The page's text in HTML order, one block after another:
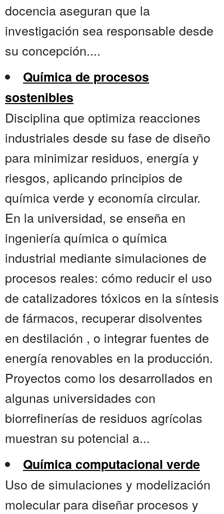
docencia aseguran que la
investigación sea responsable desde
su concepción....
Química de procesos
sostenibles
Disciplina que optimiza reacciones
industriales desde su fase de diseño
para minimizar residuos, energía y
riesgos, aplicando principios de
química verde y economía circular.
En la universidad, se enseña en
ingeniería química o química
industrial mediante simulaciones de
procesos reales: cómo reducir el uso
de catalizadores tóxicos en la síntesis
de fármacos, recuperar disolventes
en destilación , o integrar fuentes de
energía renovables en la producción.
Proyectos como los desarrollados en
algunas universidades con
biorrefinerías de residuos agrícolas
muestran su potencial a...
Química computacional verde
Uso de simulaciones y modelización
molecular para diseñar procesos y